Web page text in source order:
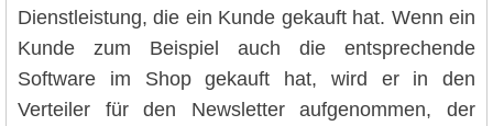
Dienstleistung, die ein Kunde gekauft hat. Wenn ein
Kunde zum Beispiel auch die entsprechende
Software im Shop gekauft hat, wird er in den
Verteiler für den Newsletter aufgenommen, der